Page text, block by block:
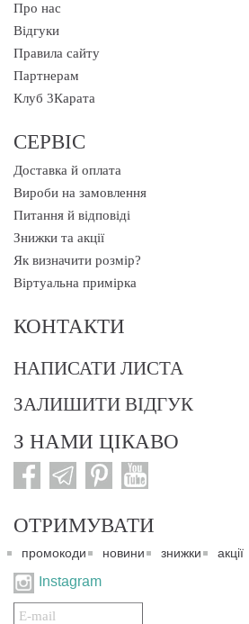
Про нас
Відгуки
Правила сайту
Партнерам
Клуб 3Карата
СЕРВІС
Доставка й оплата
Вироби на замовлення
Питання й відповіді
Знижки та акції
Як визначити розмір?
Віртуальна примірка
КОНТАКТИ
НАПИСАТИ ЛИСТА
ЗАЛИШИТИ ВІДГУК
З НАМИ ЦІКАВО
ОТРИМУВАТИ
промокоди новини знижки акції
Instagram
Подписаться